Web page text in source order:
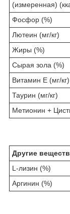
(измеренная)
Фосфор (%)
Лютеин (мг/кг)
Жиры (%)
Cырая зола (%)
Витамин E (мг/кг)
Таурин (мг/кг)
Метионин +
Другие
L-лизин (%)
Аргинин (%)